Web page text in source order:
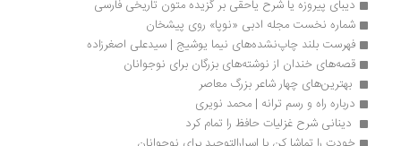
دیبای پیروزه یا شرح یاحقی بر گزیده متون تاریخی فارسی
شماره نخست مجله ادبی «نوپا» روی پیشخان
فهرست بلند چاپ‌نشده‌های نیما یوشیج | سیدعلی اصغرزاده
قصه‌های خندان از نوشته‌های بزرگان برای نوجوانان
بهترین‌های چهار شاعر بزرگ معاصر
درباره راه و رسم ترانه | محمد نویری
دینانی شرح غزلیات حافظ را تمام کرد